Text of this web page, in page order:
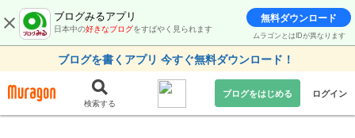
ブログみるアプリ
日本中の好きなブログをすばやく見られます
無料ダウンロード
ムラゴンとはIDが異なります
ブログを書くアプリ 今すぐ無料ダウンロード！
検索する
ブログをはじめる ログイン